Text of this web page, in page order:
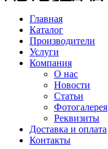
Главная
Каталог
Производители
Услуги
Компания
О нас
Новости
Статьи
Фотогалерея
Реквизиты
Доставка и оплата
Контакты